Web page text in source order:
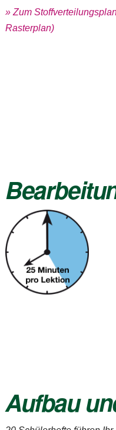
» Zum
Rasterplan)
Aufbau